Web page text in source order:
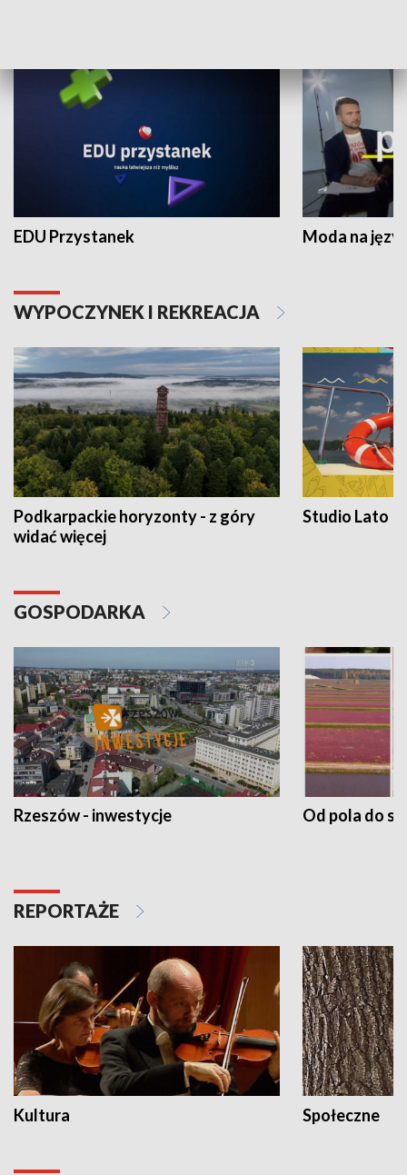
EDU Przystanek Moda na
WYPOCZYNEK I REKREACJA
Podkarpackie horyzonty - z góry
widać więcej
Studio Lato
GOSPODARKA
Rzeszów - inwestycje Od pola do
REPORTAŻE
Kultura Społeczne